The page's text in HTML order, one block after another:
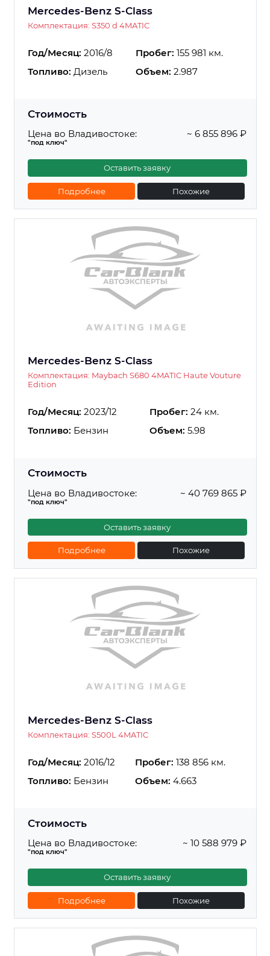
Mercedes-Benz S-Class
Комплектация: S350 d 4MATIC
Год/Месяц: 2016/8 Пробег: 155 981 км.
Топливо: Дизель Объем: 2.987
Стоимость
Цена во Владивостоке:
"под ключ"
~ 6 855 896 ₽
Оставить заявку
Подробнее Похожие
Mercedes-Benz S-Class
Комплектация: Maybach S680 4MATIC Haute Vouture
Edition
Год/Месяц: 2023/12 Пробег: 24 км.
Топливо: Бензин Объем: 5.98
Стоимость
Цена во Владивостоке:
"под ключ"
~ 40 769 865 ₽
Оставить заявку
Подробнее Похожие
Mercedes-Benz S-Class
Комплектация: S500L 4MATIC
Год/Месяц: 2016/12 Пробег: 138 856 км.
Топливо: Бензин Объем: 4.663
Стоимость
Цена во Владивостоке:
"под ключ"
~ 10 588 979 ₽
Оставить заявку
Подробнее Похожие